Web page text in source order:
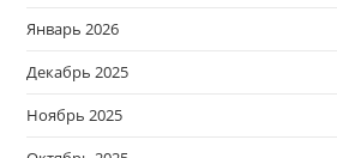
Январь 2026
Декабрь 2025
Ноябрь 2025